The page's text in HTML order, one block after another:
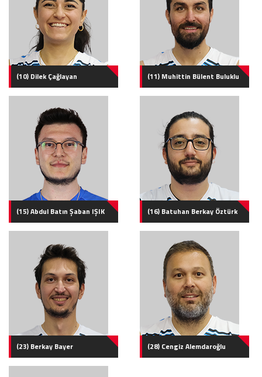
(10) Dilek Çağlayan (11) Muhittin Bülent Buluklu
(15) Abdul Batın Şaban IŞIK (16) Batuhan Berkay Öztürk
(23) Berkay Bayer (28) Cengiz Alemdaroğlu